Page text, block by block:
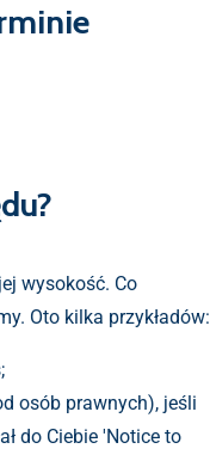
wysokość. Co
Oto kilka przykładów:
osób prawnych), jeśli
do Ciebie 'Notice to